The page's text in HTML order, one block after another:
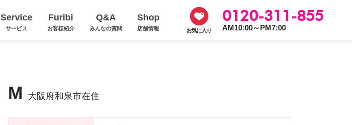
Service
サービス
Furibi
お客様紹介
Q&A
みんなの質問
Shop
店舗情報 お気に入り
0120-311-855
AM10:00～PM7:00
M 大阪府和泉市在住